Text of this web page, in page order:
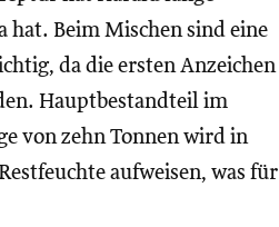
Beim Mischen sind eine
da die ersten Anzeichen
Hauptbestandteil im
von zehn Tonnen wird in
aufweisen, was für